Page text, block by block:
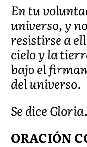
En tu
universo, y
resistirse a
cielo y la
bajo el
del universo.
Se dice Gloria.
ORACIÓN